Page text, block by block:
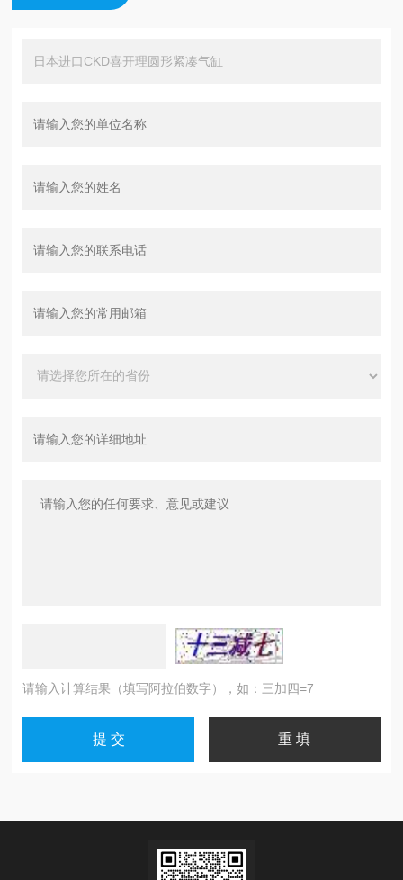
请输入计算结果（填写阿拉伯数字），如：三加四=7